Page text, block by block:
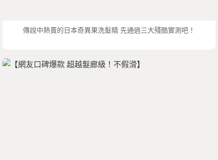
傳說中熱賣的日本奇異果洗髮精 先通過三大殘酷實測吧！